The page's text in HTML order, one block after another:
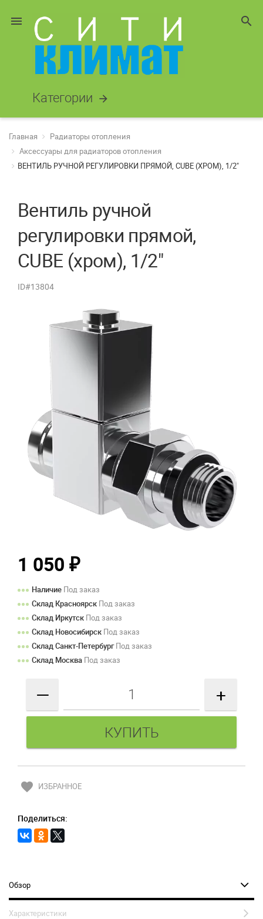
menu search
Категории arrow_forward
Главная
Радиаторы отопления
Аксессуары для радиаторов отопления
ВЕНТИЛЬ РУЧНОЙ РЕГУЛИРОВКИ ПРЯМОЙ, CUBE (ХРОМ), 1/2"
Вентиль ручной
регулировки прямой,
CUBE (хром), 1/2"
ID#13804
1 050 ₽
Наличие Под заказ
Склад Красноярск Под заказ
Склад Иркутск Под заказ
Склад Новосибирск Под заказ
Склад Санкт-ПетербургПод заказ
Склад Москва Под заказ
— +
favorite ИЗБРАННОЕ
Поделиться:
Обзор
Характеристики